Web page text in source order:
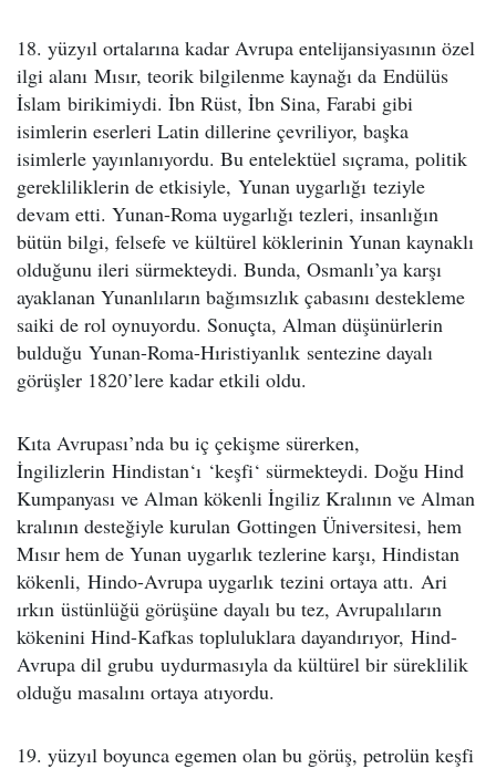
18. yüzyıl ortalarına kadar Avrupa entelijansiyasının özel
ilgi alanı Mısır, teorik bilgilenme kaynağı da Endülüs
İslam birikimiydi. İbn Rüst, İbn Sina, Farabi gibi
isimlerin eserleri Latin dillerine çevriliyor, başka
isimlerle yayınlanıyordu. Bu entelektüel sıçrama, politik
gerekliliklerin de etkisiyle, Yunan uygarlığı teziyle
devam etti. Yunan-Roma uygarlığı tezleri, insanlığın
bütün bilgi, felsefe ve kültürel köklerinin Yunan kaynaklı
olduğunu ileri sürmekteydi. Bunda, Osmanlı’ya karşı
ayaklanan Yunanlıların bağımsızlık çabasını destekleme
saiki de rol oynuyordu. Sonuçta, Alman düşünürlerin
bulduğu Yunan-Roma-Hıristiyanlık sentezine dayalı
görüşler 1820’lere kadar etkili oldu.
Kıta Avrupası’nda bu iç çekişme sürerken,
İngilizlerin Hindistan‘ı ‘keşfi‘ sürmekteydi. Doğu Hind
Kumpanyası ve Alman kökenli İngiliz Kralının ve Alman
kralının desteğiyle kurulan Gottingen Üniversitesi, hem
Mısır hem de Yunan uygarlık tezlerine karşı, Hindistan
kökenli, Hindo-Avrupa uygarlık tezini ortaya attı. Ari
ırkın üstünlüğü görüşüne dayalı bu tez, Avrupalıların
kökenini Hind-Kafkas topluluklara dayandırıyor, Hind-
Avrupa dil grubu uydurmasıyla da kültürel bir süreklilik
olduğu masalını ortaya atıyordu.
19. yüzyıl boyunca egemen olan bu görüş, petrolün keşfi